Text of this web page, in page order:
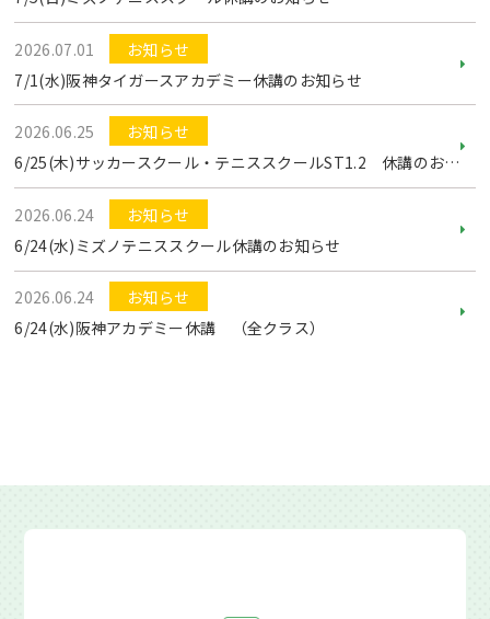
Webアクセシビリティについて
文字サイズ 標準
2026.07.01
お知らせ
7/1(水)阪神タイガースアカデミー休講のお知らせ
2026.06.25
お知らせ
6/25(木)サッカースクール・テニススクールST1.2 休講のお知らせ
2026.06.24
お知らせ
6/24(水)ミズノテニススクール休講のお知らせ
2026.06.24
お知らせ
6/24(水)阪神アカデミー休講 （全クラス）